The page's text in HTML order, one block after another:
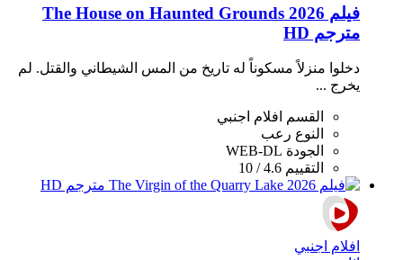
فيلم The House on Haunted Grounds 2026
مترجم HD
دخلوا منزلاً مسكوناً له تاريخ من المس الشيطاني والقتل. لم
يخرج ...
القسم
افلام اجنبي
النوع رعب
الجودة WEB-DL
التقييم 4.6 / 10
افلام اجنبي